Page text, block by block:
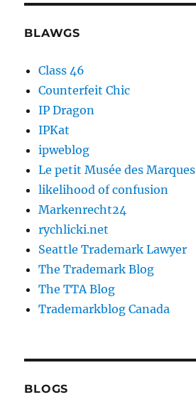
BLAWGS
Class 46
Counterfeit Chic
IP Dragon
IPKat
ipweblog
Le petit Musée des Marques
likelihood of confusion
Markenrecht24
rychlicki.net
Seattle Trademark Lawyer
The Trademark Blog
The TTA Blog
Trademarkblog Canada
BLOGS